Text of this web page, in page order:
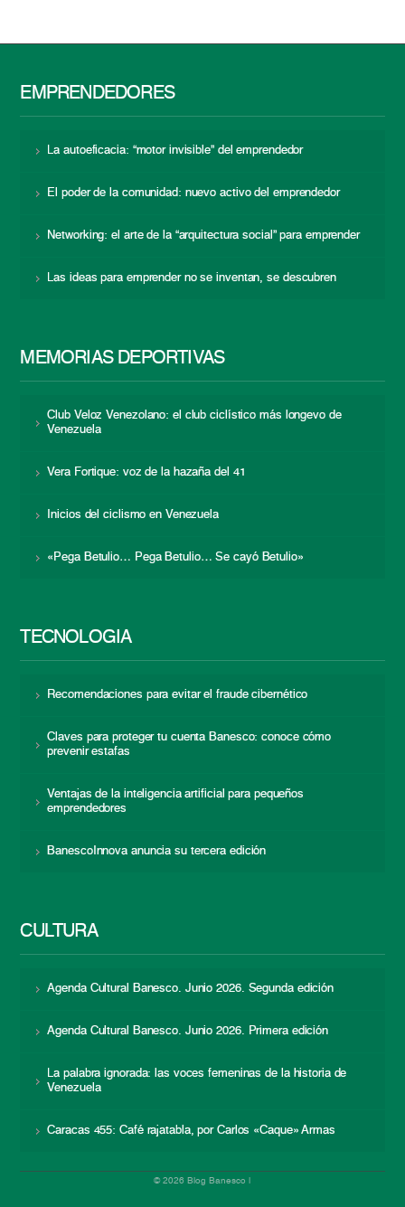
EMPRENDEDORES
La autoeficacia: “motor invisible” del emprendedor
El poder de la comunidad: nuevo activo del emprendedor
Networking: el arte de la “arquitectura social” para emprender
Las ideas para emprender no se inventan, se descubren
MEMORIAS DEPORTIVAS
Club Veloz Venezolano: el club ciclístico más longevo de
Venezuela
Vera Fortique: voz de la hazaña del 41
Inicios del ciclismo en Venezuela
«Pega Betulio… Pega Betulio… Se cayó Betulio»
TECNOLOGÍA
Recomendaciones para evitar el fraude cibernético
Claves para proteger tu cuenta Banesco: conoce cómo
prevenir estafas
Ventajas de la inteligencia artificial para pequeños
emprendedores
BanescoInnova anuncia su tercera edición
CULTURA
Agenda Cultural Banesco. Junio 2026. Segunda edición
Agenda Cultural Banesco. Junio 2026. Primera edición
La palabra ignorada: las voces femeninas de la historia de
Venezuela
Caracas 455: Café rajatabla, por Carlos «Caque» Armas
© 2026 Blog Banesco |